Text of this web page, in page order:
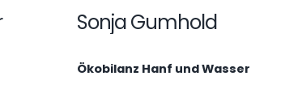
Sonja Gumhold
Ökobilanz Hanf und Wasser